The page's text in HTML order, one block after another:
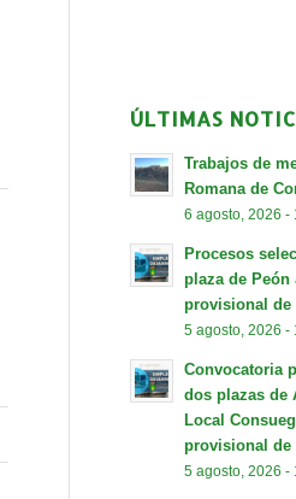
ÚLTIMAS
Trabajos de
Romana de
6 agosto, 2026 -
Procesos
plaza de
provisional de
5 agosto, 2026 -
Convocatoria
dos plazas de
Local
provisional de
5 agosto, 2026 -